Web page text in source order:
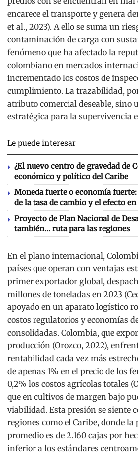
encarece el transporte y genera
et al., 2023). A ello se suma un
contaminación de carga con
fenómeno que ha afectado la
colombiano en mercados
incrementado los costos de
cumplimiento. La trazabilidad,
atributo comercial deseable, sino
estratégica para la supervivencia
Le puede interesar
¿El nuevo centro de gravedad de
económico y político del Caribe
Moneda fuerte o economía
de la tasa de cambio y el efecto
Proyecto de Plan Nacional de
también… ruta para las regiones
En el plano internacional,
países que operan con ventajas
primer exportador global,
millones de toneladas en 2023
apoyado en un aparato logístico
costos regulatorios y economías
consolidadas. Colombia, que
producción (Orozco, 2022),
rentabilidad cada vez más
de apenas 1% en el precio de los
0,2% los costos agrícolas totales
que en cultivos de margen bajo
viabilidad. Esta presión se siente
regiones como el Caribe, donde
promedio es de 2.160 cajas por
inferior a los estándares